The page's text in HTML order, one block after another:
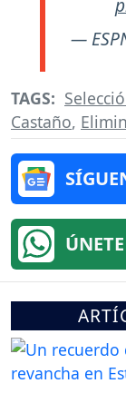
—
TAGS:
Castaño,